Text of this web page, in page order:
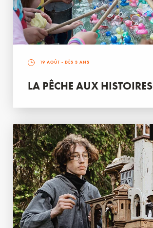
19 AOÛT - DÈS 3 ANS
LA PÊCHE AUX HISTOIRES